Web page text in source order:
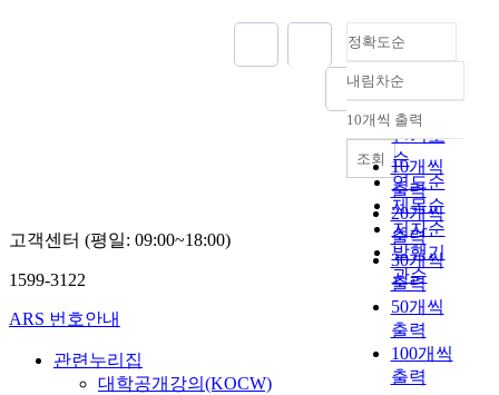
정확도순
정확도
순
인기도
순
연도순
제목순
저자순
발행기
관순
내림차순
내림차순
10개씩 출력
10개씩
출력
20개씩
출력
30개씩
출력
50개씩
출력
100개씩
출력
조회
고객센터 (평일: 09:00~18:00)
1599-3122
ARS 번호안내
관련누리집
대학공개강의(KOCW)